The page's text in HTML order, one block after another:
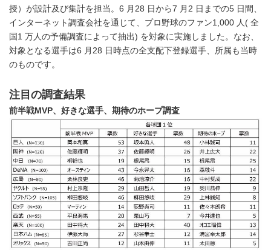
授）が設計及び集計を担当。6 月28 日から7 月2 日までの5 日間、
インターネット調査会社を通じて、プロ野球のファン1,000 人( 全
国1 万人の予備調査によって抽出) を対象に実施しました。なお、
対象となる選手は6 月28 日時点の全支配下登録選手、所属も当時
のものです。
注目の調査結果
前半戦MVP、好きな選手、期待のホープ調査